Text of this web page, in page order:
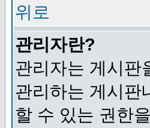
위로
관리자란?
관리자는 게시판
관리하는 게시판
할 수 있는 권한